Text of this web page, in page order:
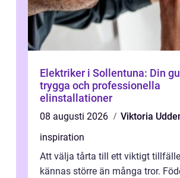
Elektriker i Sollentuna: Din
trygga och professionella
elinstallationer
08 augusti 2026
Viktoria
inspiration
Att välja tårta till ett viktigt
kännas större än många tror.